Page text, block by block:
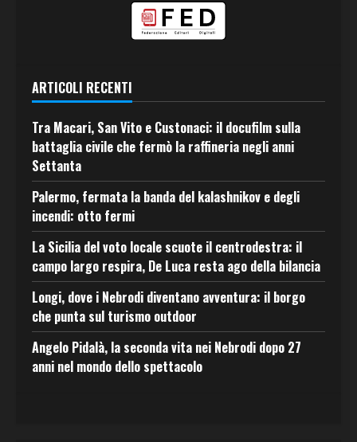
ARTICOLI RECENTI
Tra Macari, San Vito e Custonaci: il docufilm sulla
battaglia civile che fermò la raffineria negli anni
Settanta
Palermo, fermata la banda del kalashnikov e degli
incendi: otto fermi
La Sicilia del voto locale scuote il centrodestra: il
campo largo respira, De Luca resta ago della bilancia
Longi, dove i Nebrodi diventano avventura: il borgo
che punta sul turismo outdoor
Angelo Pidalà, la seconda vita nei Nebrodi dopo 27
anni nel mondo dello spettacolo